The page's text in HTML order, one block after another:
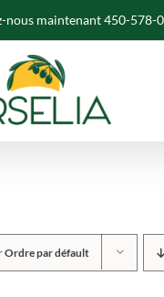
nous maintenant 450-578-
Ordre par défault